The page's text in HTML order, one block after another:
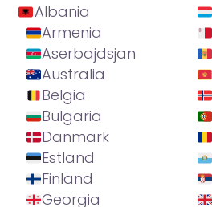
Albania
Armenia
Aserbajdsjan
Australia
Belgia
Bulgaria
Danmark
Estland
Finland
Georgia